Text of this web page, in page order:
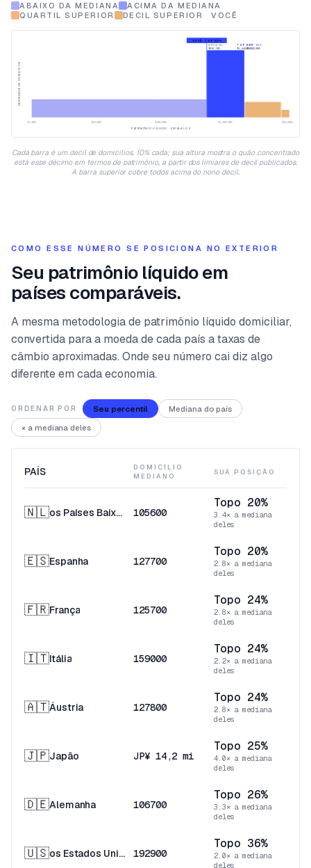
ABAIXO DA MEDIANA
ACIMA DA MEDIANA
QUARTIL SUPERIOR
DECIL SUPERIOR VOCÊ
$1,000 $10,000 $100,000 $1,000,000 $10,000,000
DENSIDADE DE DOMICÍLIOS
PATRIMÔNIO LÍQUIDO · ESCALA LOG
MEDIANA
$519,700
TOP 25%
$1,444,888
TOP 10%
$2,000,000
VOCÊ · TOP 50%
Cada barra é um decil de domicílios, 10% cada; sua altura mostra o quão concentrado
está esse décimo em termos de patrimônio, a partir dos limiares de decil publicados.
A barra superior cobre todos acima do nono decil.
COMO ESSE NÚMERO SE POSICIONA NO EXTERIOR
Seu patrimônio líquido em
países comparáveis.
A mesma metodologia de patrimônio líquido domiciliar,
convertida para a moeda de cada país a taxas de
câmbio aproximadas. Onde seu número cai diz algo
diferente em cada economia.
ORDENAR POR Seu percentil
Mediana do país
× a mediana deles
PAÍS
DOMICÍLIO
MEDIANO
SUA POSIÇÃO
🇳🇱 os Países Baixos 105600
Topo 20%
3.4× a mediana
deles
🇪🇸Espanha 127700
Topo 20%
2.8× a mediana
deles
🇫🇷França 125700
Topo 24%
2.8× a mediana
deles
🇮🇹Itália 159000
Topo 24%
2.2× a mediana
deles
🇦🇹Áustria 127800
Topo 24%
2.8× a mediana
deles
🇯🇵Japão JP¥ 14,2 mi
Topo 25%
4.0× a mediana
deles
🇩🇪Alemanha 106700
Topo 26%
3.3× a mediana
deles
🇺🇸 os Estados Unidos 192900
Topo 36%
2.0× a mediana
deles